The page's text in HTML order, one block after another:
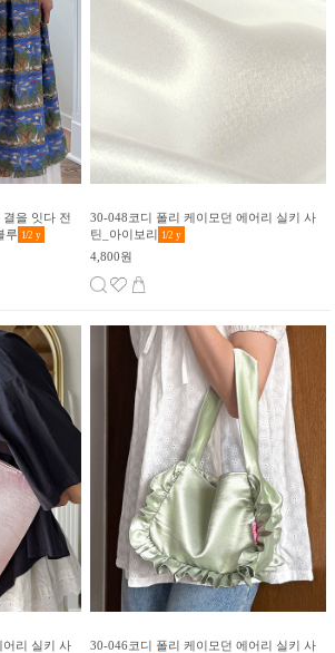
을 잇다 전
루 1/2 y
30-048코디 폴리 케이모던 에어리 실키 사
틴_아이보리 1/2 y
4,800원
어리 실키 사
30-046코디 폴리 케이모던 에어리 실키 사